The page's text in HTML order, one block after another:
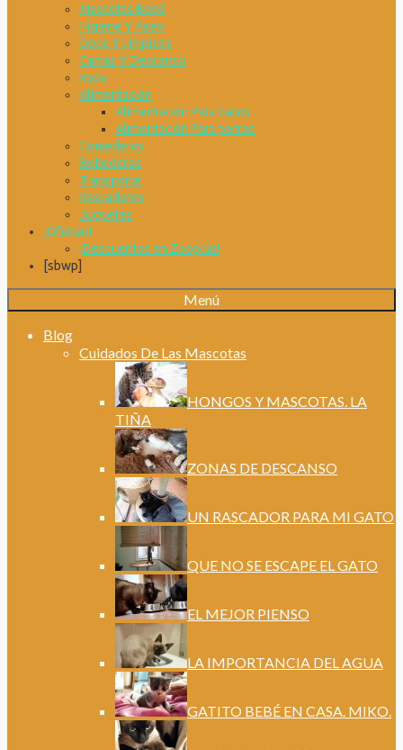
Mascotas Bebé
Higiene Y Aseo
Deco Y Limpieza
Camas Y Descanso
Ropa
Alimentación
Alimentación Para Gatos
Alimentación Para perros
Comederos
Bebederos
Transporte
Rascadores
Juguetes
¡Ofertas!
¡Descuentos en Zooplús!
[sbwp]
Menú
Blog
Cuidados De Las Mascotas
HONGOS Y MASCOTAS. LA
TIÑA
ZONAS DE DESCANSO
UN RASCADOR PARA MI GATO
QUE NO SE ESCAPE EL GATO
EL MEJOR PIENSO
LA IMPORTANCIA DEL AGUA
GATITO BEBÉ EN CASA. MIKO.